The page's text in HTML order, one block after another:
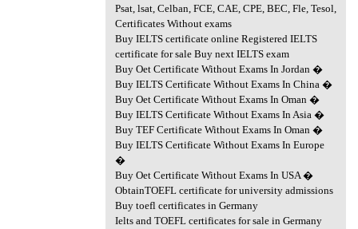
Psat, lsat, Celban, FCE, CAE, CPE, BEC, Fle, Tesol,
Certificates Without exams
Buy IELTS certificate online Registered IELTS
certificate for sale Buy next IELTS exam
Buy Oet Certificate Without Exams In Jordan �
Buy IELTS Certificate Without Exams In China �
Buy Oet Certificate Without Exams In Oman �
Buy IELTS Certificate Without Exams In Asia �
Buy TEF Certificate Without Exams In Oman �
Buy IELTS Certificate Without Exams In Europe
�
Buy Oet Certificate Without Exams In USA �
ObtainTOEFL certificate for university admissions
Buy toefl certificates in Germany
Ielts and TOEFL certificates for sale in Germany